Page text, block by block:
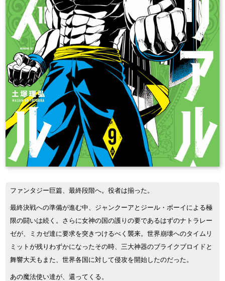
ファンタジー巨篇、最終段階へ。役者は揃った。
最終決戦への準備が進む中、ジャンクーアとジール・ボーイによる極
限の闘いは続く。さらに女神の国の護りの要であるはずのナトラレー
ゼが、ミカゼ達に要求を突きつけるべく襲来。世界崩壊へのタイムリ
ミットが残りわずかになったその時、三大神器のブライクブロイドと
舞響大天もまた、世界各国に対して侵攻を開始したのだった。
あの魔法使い達が、還ってくる。